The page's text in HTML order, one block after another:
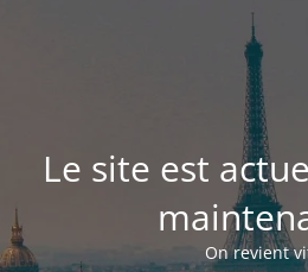
Le site est
On revient